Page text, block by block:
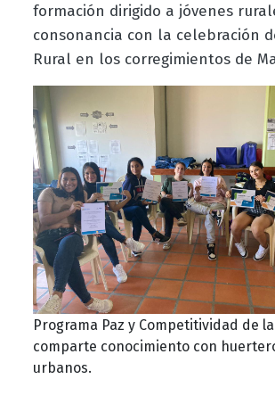
formación dirigido a jóvenes
consonancia con la celebración
Rural en los corregimientos de
Programa Paz y Competitividad de la
comparte conocimiento con
urbanos.